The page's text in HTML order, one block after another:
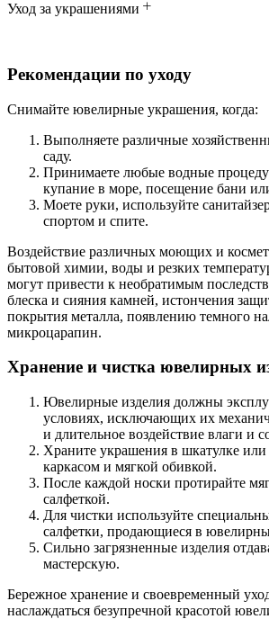
Уход за украшениями
Рекомендации по уходу
Снимайте ювелирные украшения, когда:
Выполняете различные
саду.
Принимаете любые водные
купание в море, посещение бани
Моете руки, используйте
спортом и спите.
Воздействие различных моющих и
бытовой химии, воды и резких
могут привести к необратимым
блеска и сияния камней, истончения
покрытия металла, появлению темного
микроцарапин.
Хранение и чистка ювелирных
Ювелирные изделия должны
условиях, исключающих их
и длительное воздействие влаги и
Храните украшения в шкатулке
каркасом и мягкой обивкой.
После каждой носки протирайте
салфеткой.
Для чистки используйте
салфетки, продающиеся в
Сильно загрязненные изделия
мастерскую.
Бережное хранение и своевременный
наслаждаться безупречной красотой